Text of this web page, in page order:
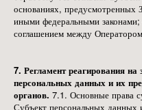
основаниях, предусмотренных
иными федеральными
соглашением между
7. Регламент реагирования
персональных данных и их
органов. 7.1. Основные права
Субъект персональных данных